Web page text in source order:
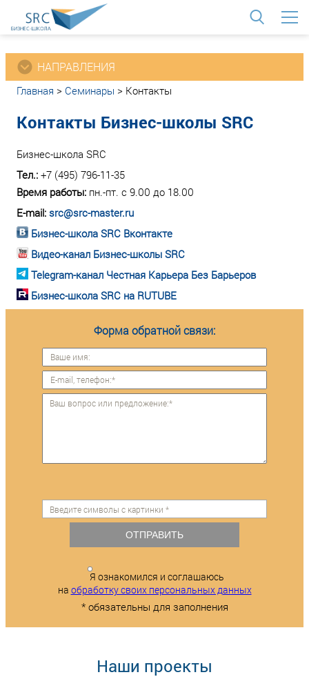
НАПРАВЛЕНИЯ
Главная > Семинары > Контакты
Контакты Бизнес-школы SRC
Бизнес-школа SRC
Тел.: +7 (495) 796-11-35
Время работы: пн.-пт. с 9.00 до 18.00
E-mail: src@src-master.ru
Бизнес-школа SRC Вконтакте
Видео-канал Бизнес-школы SRC
Telegram-канал Честная Карьера Без Барьеров
Бизнес-школа SRC на RUTUBE
Форма обратной связи:
ОТПРАВИТЬ
Я ознакомился и соглашаюсь
на обработку своих персональных данных
* обязательны для заполнения
Наши проекты